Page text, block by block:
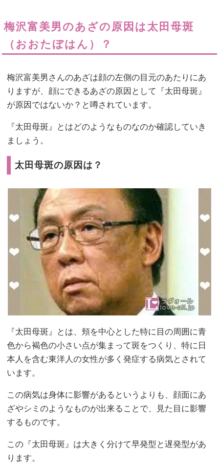
梅沢富美男のあざの原因は太田母斑
（おおたぼはん）？
梅沢富美男さんのあざは顔の左側の目元のあたりにあ
りますが、顔にできるあざの原因として『太田母斑』
が原因ではないか？と噂されています。
『太田母斑』とはどのようなものなのか確認していき
ましょう。
太田母斑の原因は？
『太田母斑』とは、頬を中心とした特に目の周囲に青
色から褐色の小さい点が集まって斑をつくり、特に日
本人を含む東洋人の女性が多く発症する病気とされて
います。
この病気は身体に影響があるというよりも、顔面にあ
ざやシミのようなものが出来ることで、見た目に影響
するものです。
この『太田母斑』は大きく分けて早発型と遅発型があ
ります。